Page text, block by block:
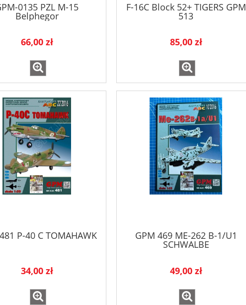
0135 PZL M-15
Belphegor
66,00 zł
F-16C Block 52+ TIGERS GPM
513
85,00 zł
P-40 C TOMAHAWK
34,00 zł
GPM 469 ME-262 B-1/U1
SCHWALBE
49,00 zł